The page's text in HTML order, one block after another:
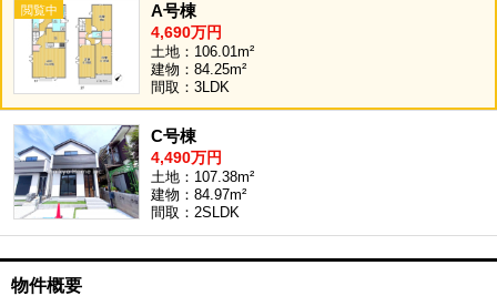
A号棟
4,690万円
土地：106.01m²
建物：84.25m²
間取：3LDK
C号棟
4,490万円
土地：107.38m²
建物：84.97m²
間取：2SLDK
物件概要